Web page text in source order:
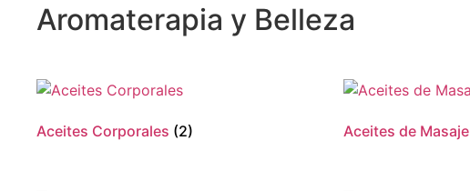
Aromaterapia y Belleza
Aceites Corporales (2) Aceites de Masaje